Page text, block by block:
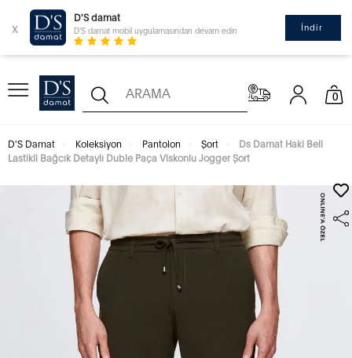
x
D'S damat
D'S damat mobil uygulamasından devam edin İndir
0
D'S Damat Koleksiyon Pantolon Şort
Ds Damat Haki Beli
Lastikli Bağcık Detaylı Duble Paça Viskonlu Jogger Şort